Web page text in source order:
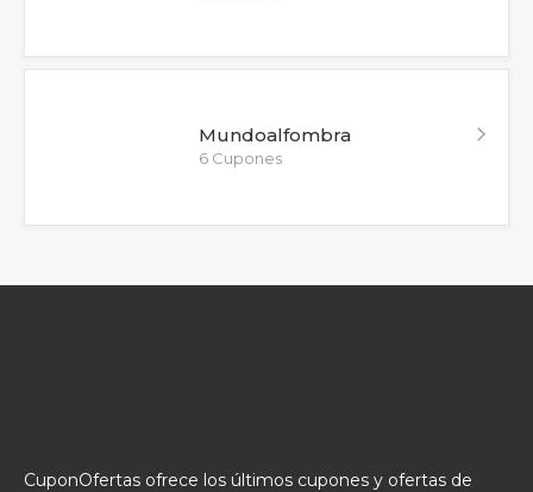
Mundoalfombra
6 Cupones
CuponOfertas ofrece los últimos cupones y ofertas de